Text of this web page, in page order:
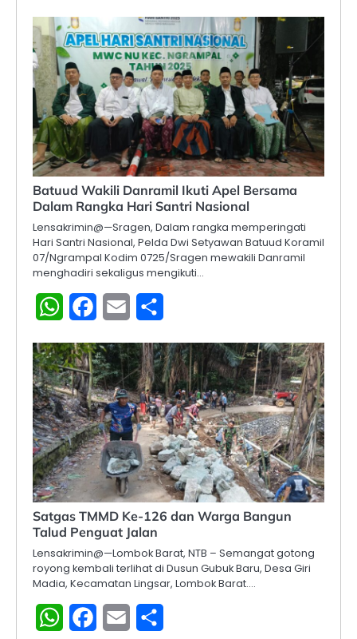
Batuud Wakili Danramil Ikuti Apel Bersama
Dalam Rangka Hari Santri Nasional
Lensakrimin@—Sragen, Dalam rangka memperingati
Hari Santri Nasional, Pelda Dwi Setyawan Batuud Koramil
07/Ngrampal Kodim 0725/Sragen mewakili Danramil
menghadiri sekaligus mengikuti…
WhatsAppFacebook
Email
Satgas TMMD Ke-126 dan Warga Bangun
Talud Penguat Jalan
Lensakrimin@—Lombok Barat, NTB – Semangat gotong
royong kembali terlihat di Dusun Gubuk Baru, Desa Giri
Madia, Kecamatan Lingsar, Lombok Barat.…
WhatsAppFacebook
Email